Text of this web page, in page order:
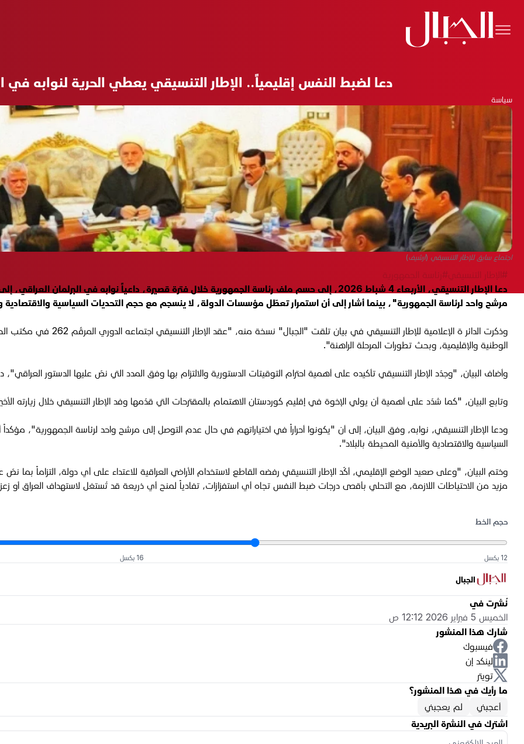
دعا لضبط النفس إقليمياً.. الإطار التنسيقي يعطي الحرية لنوابه في
سياسة
اجتماع سابق للإطار التنسيقي (أرشيف)
#الإطار التنسيقي#رئاسة الجمهورية
دعا الإطار التنسيقي، الأربعاء 4 شباط 2026، إلى حسم ملف رئاسة الجمهورية خلال فترة قصيرة، داعياً نوابه في
مرشح واحد لرئاسة الجمهورية"، بينما أشار إلى أن استمرار تعطّل مؤسسات الدولة، لا ينسجم مع حجم التحديات السياسية والاقتصادية
وذكرت الدائر ة الإعلامية
الوطنية والإقليمية، وبحث تطورات المرحلة الراهنة".
وأضاف البيان، "وجدّد الإطار التنسيقي تأكيده على أهمية احترام التوقيتات الدستورية والالتزام بها وفق المدد التي نصّ عليها الدستور
وتابع البيان، "كما شدّد على أهمية أن يولي الإخوة في إقليم كوردستان الاهتمام بالمقترحات التي قدّمها وفد الإطار التنسيقي خلال زيارته
ودعا الإطار التنسيقي، نوابه، وفق البيان، إلى أن "يكونوا أحراراً في اختياراتهم في حال عدم التوصل إلى مرشح واحد لرئاسة الجمهورية"،
السياسية والاقتصادية والأمنية المحيطة بالبلاد".
وختم البيان، "وعلى صعيد الوضع الإقليمي، أكّد الإطار التنسيقي رفضه القاطع لاستخدام الأراضي العراقية للاعتداء على أي دولة، التزاماً بما
مزيد من الاحتياطات اللازمة، مع التحلي بأقصى درجات ضبط النفس تجاه أي استفزازات، تفادياً لمنح أي ذريعة قد تُستغل لاستهداف العراق أو
حجم الخط
12 بكسل 16 بكسل
الجبال
نُشرت في
الخميس 5 فبراير 2026 12:12 ص
شارك هذا المنشور
فيسبوك
لينكد إن
تويتر
ما رأيك في هذا المنشور؟
أعجبني
لم يعجبني
اشترك في النشرة البريدية